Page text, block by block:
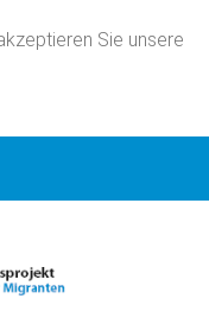
Sie unsere